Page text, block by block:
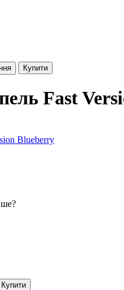
Купити
Fast
Купити